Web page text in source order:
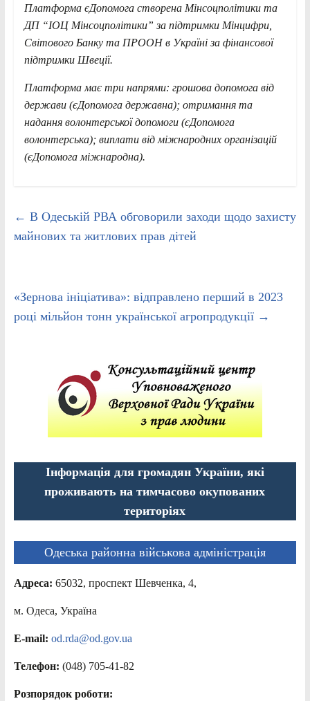
Платформа єДопомога створена Мінсоцполітики та
ДП “ІОЦ Мінсоцполітики” за підтримки Мінцифри,
Світового Банку та ПРООН в Україні за фінансової
підтримки Швеції.
Платформа має три напрями: грошова допомога від
держави (єДопомога державна); отримання та
надання волонтерської допомоги (єДопомога
волонтерська); виплати від міжнародних організацій
(єДопомога міжнародна).
← В Одеській РВА обговорили заходи щодо захисту
майнових та житлових прав дітей
«Зернова ініціатива»: відправлено перший в 2023
році мільйон тонн української агропродукції →
Інформація для громадян України, які
проживають на тимчасово окупованих
територіях
Одеська районна військова адміністрація
Адреса: 65032, проспект Шевченка, 4,
м. Одеса, Україна
E-mail: od.rda@od.gov.ua
Телефон: (048) 705-41-82
Розпорядок роботи: